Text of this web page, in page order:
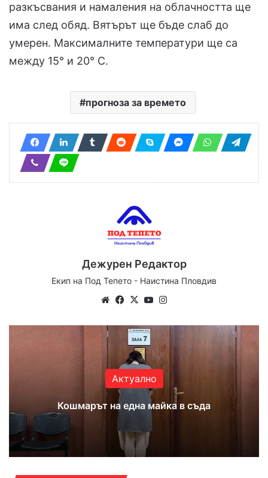
разкъсвания и намаления на облачността ще
има след обяд. Вятърът ще бъде слаб до
умерен. Максималните температури ще са
между 15° и 20° С.
прогноза за времето
Дежурен Редактор
Екип на Под Тепето - Наистина Пловдив
WebsiteFacebook
X YouTube
Актуално
Кошмарът на една майка в съда